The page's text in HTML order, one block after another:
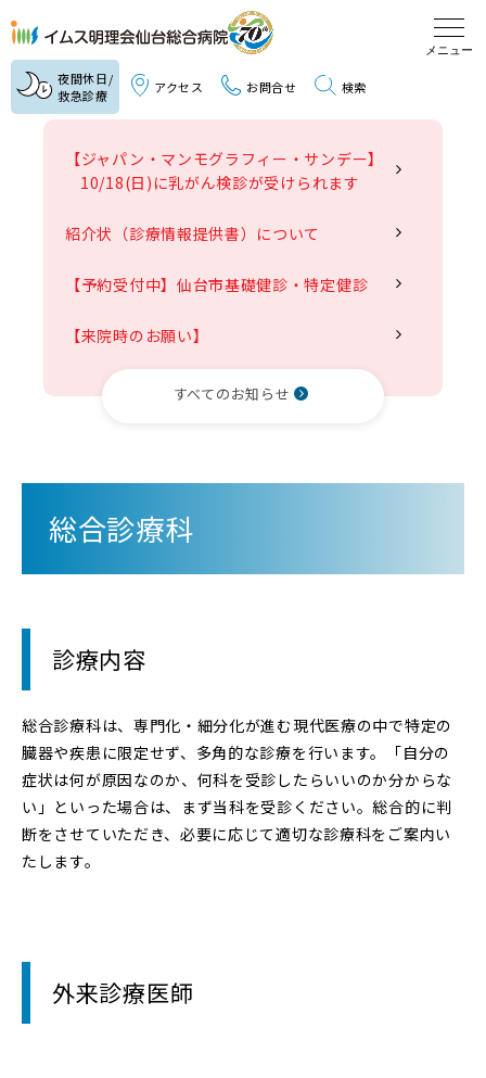
医療・介護関係の方へ
活動
中途採用
夜間休日/
救急診療
アクセス お問合せ 検索
【ジャパン・マンモグラフィー・サンデー】
10/18(日)に乳がん検診が受けられます
紹介状（診療情報提供書）について
【予約受付中】仙台市基礎健診・特定健診
【来院時のお願い】
すべてのお知らせ
総合診療科
診療内容
総合診療科は、専門化・細分化が進む現代医療の中で特定の
臓器や疾患に限定せず、多角的な診療を行います。「自分の
症状は何が原因なのか、何科を受診したらいいのか分からな
い」といった場合は、まず当科を受診ください。総合的に判
断をさせていただき、必要に応じて適切な診療科をご案内い
たします。
外来診療医師